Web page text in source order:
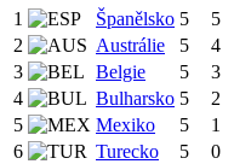
1
Španělsko 5 5
2
Austrálie 5 4
3
Belgie 5 3
4
Bulharsko 5 2
5
Mexiko 5 1
6
Turecko 5 0